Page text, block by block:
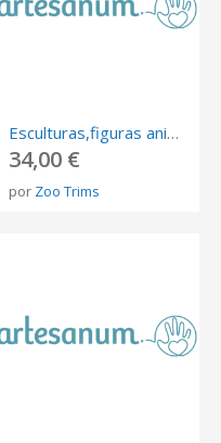
Esculturas,figuras animales
34,00 €
por Zoo Trims